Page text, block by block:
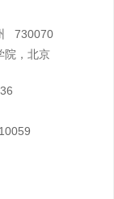
730070
院，北京